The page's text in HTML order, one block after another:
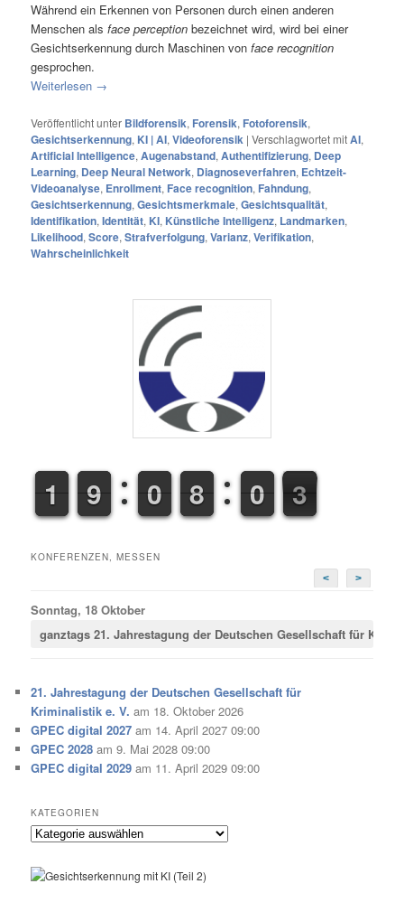
Während ein Erkennen von Personen durch einen anderen
Menschen alsface perception bezeichnet wird, wird bei einer
Gesichtserkennung durch Maschinen vonface recognition
gesprochen.
Weiterlesen →
Veröffentlicht unter Bildforensik, Forensik, Fotoforensik,
Gesichtserkennung, KI | AI,Videoforensik |Verschlagwortet mitAI,
Artificial Intelligence,Augenabstand,Authentifizierung, Deep
Learning, Deep Neural Network, Diagnoseverfahren, Echtzeit-
Videoanalyse, Enrollment, Face recognition, Fahndung,
Gesichtserkennung,Gesichtsmerkmale,Gesichtsqualität,
Identifikation,Identität, KI, Künstliche Intelligenz, Landmarken,
Likelihood,Score,Strafverfolgung,Varianz,Verifikation,
Wahrscheinlichkeit
1
1
1
1 8
8
9
9 9
9
0
0 7
8
8 5
0
0 3
4
4
KONFERENZEN, MESSEN
<
>
Sonntag, 18 Oktober
ganztags21. Jahrestagung der Deutschen Gesellschaft für
21. Jahrestagung der Deutschen Gesellschaft für
Kriminalistik e. V. am 18. Oktober 2026
GPEC digital 2027 am 14. April 2027 09:00
GPEC 2028 am 9. Mai 2028 09:00
GPEC digital 2029 am 11. April 2029 09:00
KATEGORIEN
Kategorien